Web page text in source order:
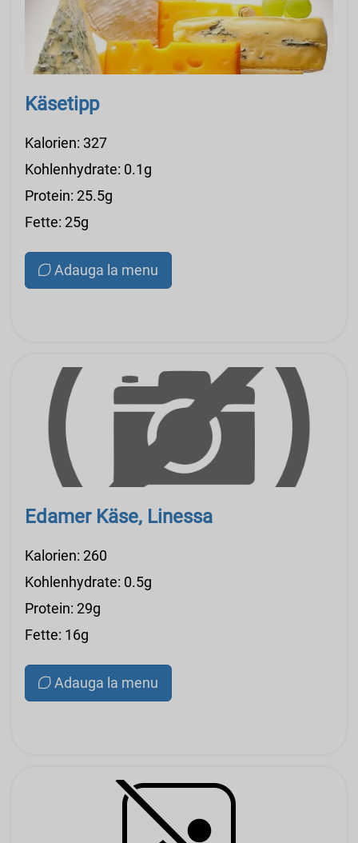
Käsetipp
Kalorien: 327
Kohlenhydrate: 0.1g
Protein: 25.5g
Fette: 25g
Adauga la menu
Edamer Käse, Linessa
Kalorien: 260
Kohlenhydrate: 0.5g
Protein: 29g
Fette: 16g
Adauga la menu